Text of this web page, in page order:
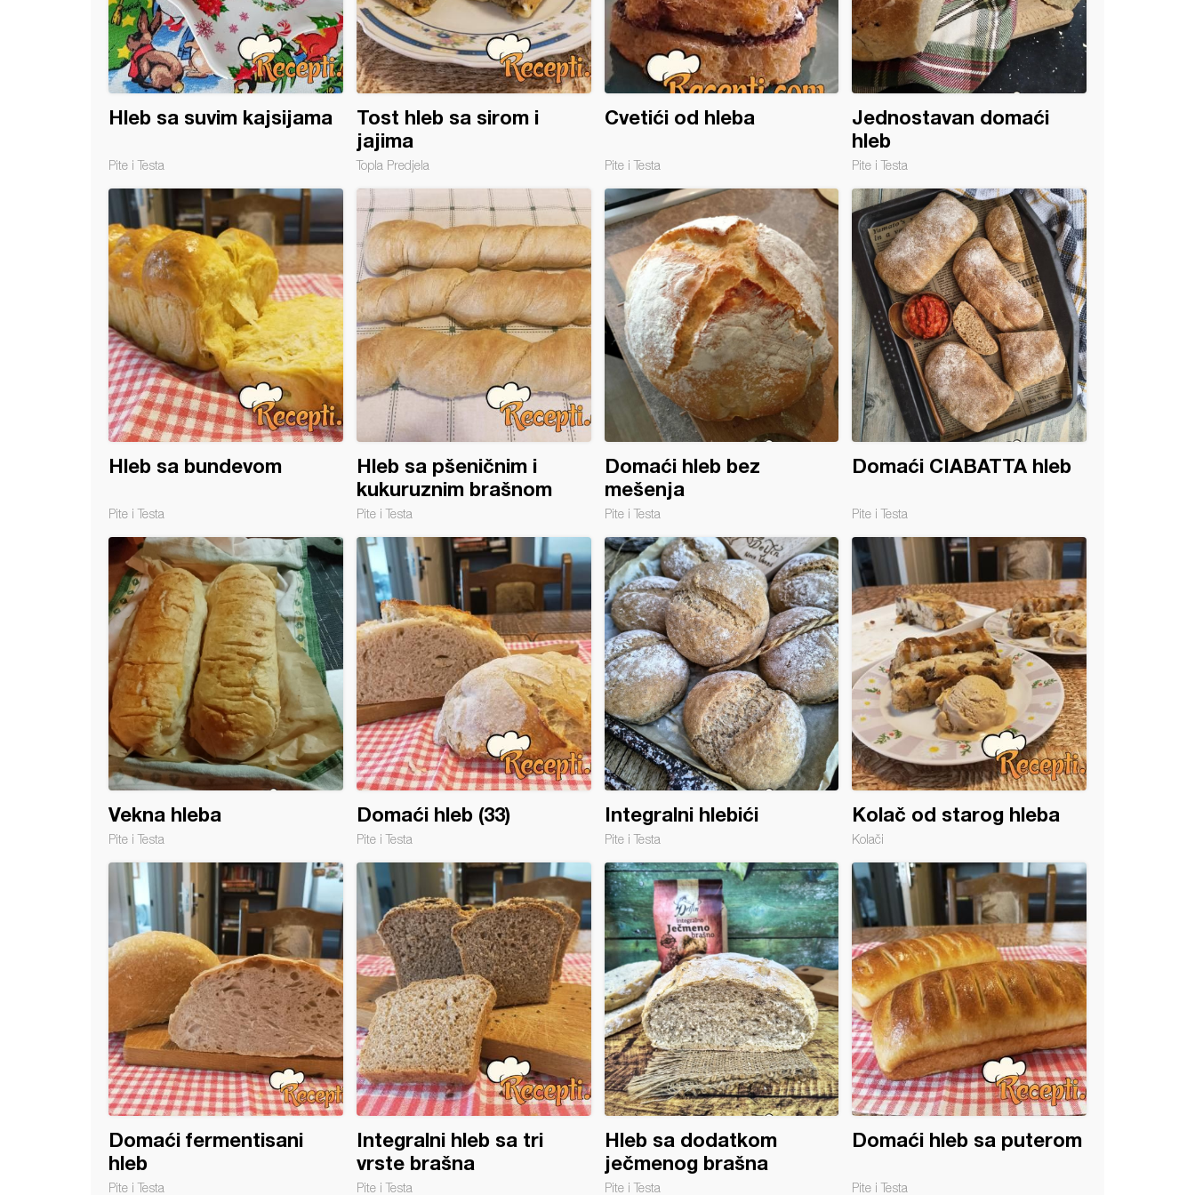
Hleb sa suvim kajsijama
Pite i Testa
Tost hleb sa sirom i
jajima
Topla Predjela
Cvetići od hleba
Pite i Testa
Jednostavan domaći
hleb
Pite i Testa
Hleb sa bundevom
Pite i Testa
Hleb sa pšeničnim i
kukuruznim brašnom
Pite i Testa
Domaći hleb bez
mešenja
Pite i Testa
Domaći CIABATTA hleb
Pite i Testa
CIABATTA hleb
Vekna hleba
Pite i Testa
Domaći hleb (33)
Pite i Testa
Integralni hlebići
Pite i Testa
Kolač od starog hleba
Kolači
Domaći fermentisani
hleb
Pite i Testa
Integralni hleb sa tri
vrste brašna
Pite i Testa
Hleb sa dodatkom
ječmenog brašna
Pite i Testa
Domaći hleb sa puterom
Pite i Testa
hleb sa puterom